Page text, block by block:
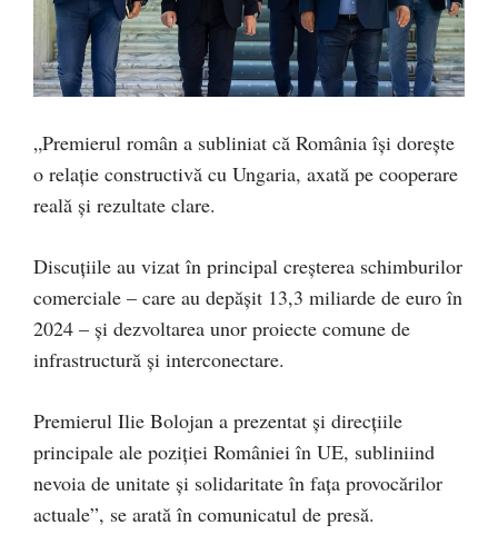
„Premierul român a subliniat că România își dorește
o relație constructivă cu Ungaria, axată pe cooperare
reală și rezultate clare.
Discuțiile au vizat în principal creșterea schimburilor
comerciale – care au depășit 13,3 miliarde de euro în
2024 – și dezvoltarea unor proiecte comune de
infrastructură și interconectare.
Premierul Ilie Bolojan a prezentat și direcțiile
principale ale poziției României în UE, subliniind
nevoia de unitate și solidaritate în fața provocărilor
actuale”, se arată în comunicatul de presă.